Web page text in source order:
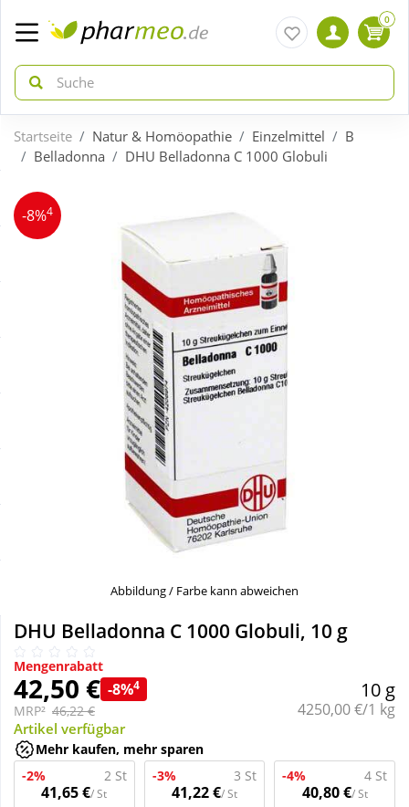
zurück
ÜBERSICHT AKTIONEN
Täglich gut versorgt
zurück
ÜBERSICHT KATEGORIEN
Körperpflege & Kosmetik
Nahrungsergänzung
Natur & Homöopathie
Sanitätshaus
Sport & Fitness
0
Startseite Natur & Homöopathie Einzelmittel
B
Belladonna
DHU Belladonna C 1000 Globuli
-8%4
Abbildung / Farbe kann abweichen
DHU Belladonna C 1000 Globuli, 10 g
Mengenrabatt
42,50 € -8%4
MRP² 46,22 €
10 g
Grundpreis:
4250,00 €/1 kg
Artikel verfügbar
Mehr kaufen, mehr sparen
-2%
2 St
41,65 €/ St
-3% 3 St
41,22 €/ St
-4% 4 St
40,80 €/ St